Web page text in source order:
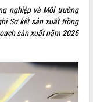
nghiệp và Môi trường
Sơ kết sản xuất trồng
sản xuất năm 2026